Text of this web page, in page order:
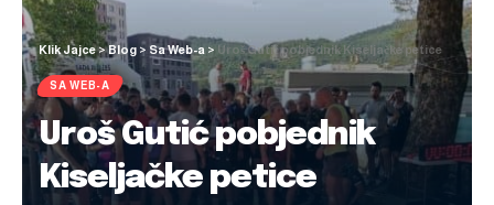
Klik Jajce>Blog > Sa Web-a > Uroš Gutić pobjednik Kiseljačke petice
SA WEB-A
Uroš Gutić pobjednik
Kiseljačke petice